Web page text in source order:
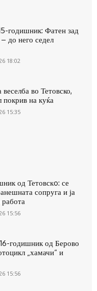
годишник: Фатен зад
до него седел
18:02
во Тетовско,
на куќа
15:35
од Тетовскo: се
сопруга и ја
15:56
годишник од Берово
„хамачи“ и
15:56